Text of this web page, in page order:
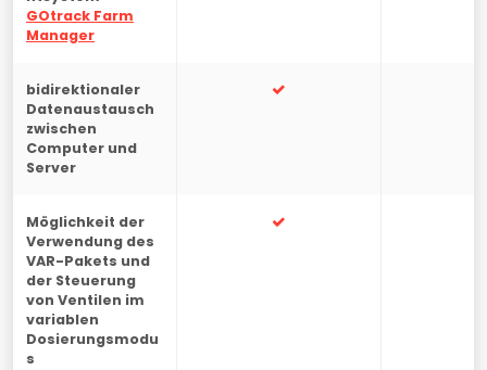
GOtrack Farm
Manager
bidirektionaler
Datenaustausch
zwischen
Computer und
Server
Möglichkeit der
Verwendung des
VAR-Pakets und
der Steuerung
von Ventilen im
variablen
Dosierungsmodu
s